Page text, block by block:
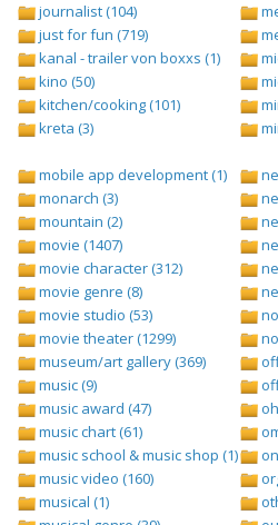
journalist (104)
just for fun (719)
kanal - trailer von boxxs (1)
kino (50)
kitchen/cooking (101)
kreta (3)
mobile app development (1)
monarch (3)
mountain (2)
movie (1407)
movie character (312)
movie genre (8)
movie studio (53)
movie theater (1299)
museum/art gallery (369)
music (9)
music award (47)
music chart (61)
music school & music shop (1)
music video (160)
musical (1)